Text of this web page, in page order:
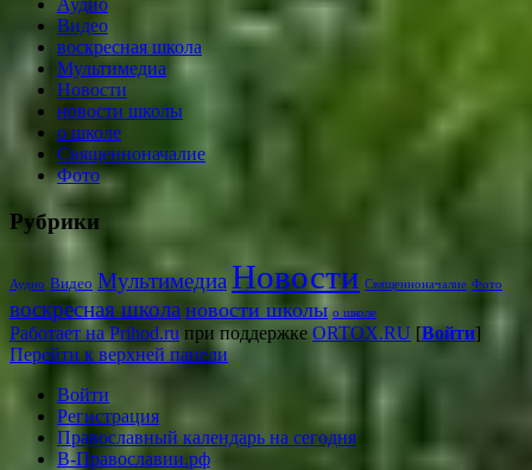
Аудио
Видео
воскресная школа
Мультимедиа
Новости
новости школы
о школе
Священноначалие
Фото
Рубрики
Аудио Видео Мультимедиа Новости Священноначалие Фото
воскресная школа новости школы о школе
Работает на Prihod.ru при поддержке ORTOX.RU [Войти]
Перейти к верхней панели
Войти
Регистрация
Православный календарь на сегодня
В-Православии.рф